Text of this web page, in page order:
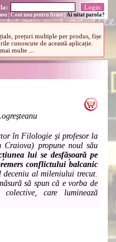
Cont nou pentru firme Ai uitat parola?
în Filologie și profesor la
propune noul său
lui se desfășoară pe
conflictului balcanic
al mileniului trecut.
să spun că e vorba de
care luminează